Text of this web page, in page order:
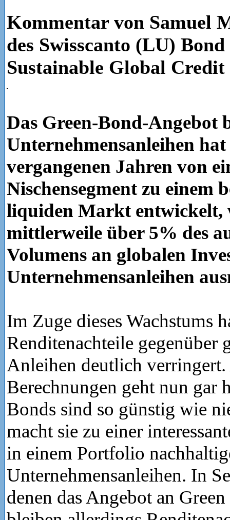
Kommentar von Samuel
des Swisscanto (LU)
Sustainable Global Credit
Das Green-Bond-Angebot
Unternehmensanleihen
vergangenen Jahren von
Nischensegment zu einem
liquiden Markt entwickelt,
mittlerweile über 5% des
Volumens an globalen
Unternehmensanleihen
Im Zuge dieses Wachstums
Renditenachteile gegenüber
Anleihen deutlich verringert.
Berechnungen geht nun gar
Bonds sind so günstig wie
macht sie zu einer
in einem Portfolio
Unternehmensanleihen. In
denen das Angebot an